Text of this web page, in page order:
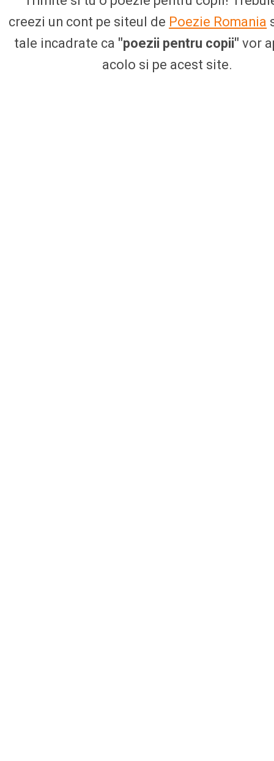
creezi un cont pe siteul de Poezie Romania
tale incadrate ca "poezii pentru copii" vor
acolo si pe acest site.